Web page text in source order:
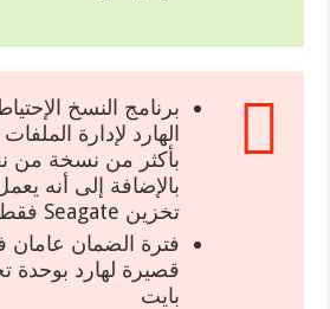
برنامج النسخ
الهارد لإدارة
بأكثر من نسخة من
بالإضافة إلى أنه
تخزين Seagate فقط
فترة الضمان
بايت